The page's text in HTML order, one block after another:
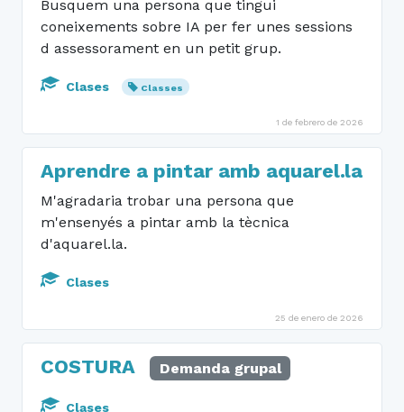
Busquem una persona que tingui
coneixements sobre IA per fer unes sessions
d assessorament en un petit grup.
Clases Classes
1 de febrero de 2026
Aprendre a pintar amb aquarel.la
M'agradaria trobar una persona que
m'ensenyés a pintar amb la tècnica
d'aquarel.la.
Clases
25 de enero de 2026
COSTURA Demanda grupal
Clases